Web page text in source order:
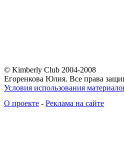
© Kimberly Club 2004-2008
Егоренкова Юлия. Все права
Условия использования
О проекте - Реклама на сайте